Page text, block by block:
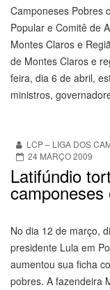
Camponeses Pobres
Popular e Comitê de
Montes Claros e
de Montes Claros e
feira, dia 6 de abril,
ministros,
LCP – LIGA DOS
24 MARÇO 2009
Latifúndio
camponeses
No dia 12 de março,
presidente Lula em
aumentou sua ficha
pobres. A fazendeira